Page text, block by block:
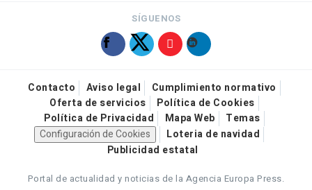
SÍGUENOS
Contacto Aviso legal
Cumplimiento normativo
Oferta de servicios
Política de Cookies
Política de Privacidad
Mapa Web
Temas
Configuración de Cookies
Loteria de navidad
Publicidad estatal
Portal de actualidad y noticias de la Agencia Europa Press.